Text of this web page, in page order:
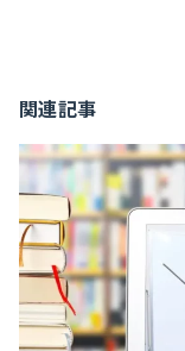
関連記事